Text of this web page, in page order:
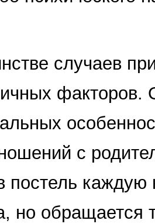
случаев
факторов.
с
постель
но обращается